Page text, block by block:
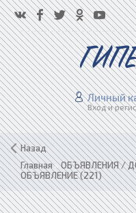
Личный
Вход и
Назад
Главная»ОБЪЯВЛЕНИЯ /
ОБЪЯВЛЕНИЕ (221)